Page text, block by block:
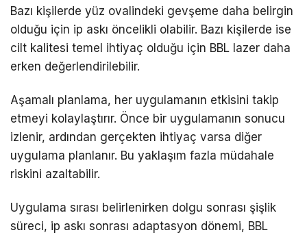
Bazı kişilerde yüz ovalindeki gevşeme daha belirgin
olduğu için ip askı öncelikli olabilir. Bazı kişilerde ise
cilt kalitesi temel ihtiyaç olduğu için BBL lazer daha
erken değerlendirilebilir.
Aşamalı planlama, her uygulamanın etkisini takip
etmeyi kolaylaştırır. Önce bir uygulamanın sonucu
izlenir, ardından gerçekten ihtiyaç varsa diğer
uygulama planlanır. Bu yaklaşım fazla müdahale
riskini azaltabilir.
Uygulama sırası belirlenirken dolgu sonrası şişlik
süreci, ip askı sonrası adaptasyon dönemi, BBL